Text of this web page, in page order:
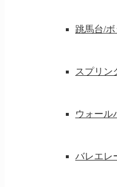
跳馬台/ボ
スプリン
ウォール
バレエレ